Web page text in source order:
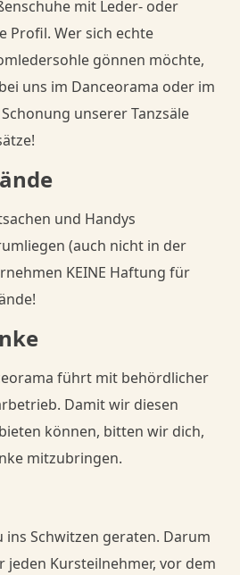
mit Leder- oder
Profil. Wer sich echte
gönnen möchte,
uns im Danceorama oder im
unserer Tanzsäle
und Handys
(auch nicht in der
KEINE Haftung für
führt mit behördlicher
Damit wir diesen
können, bitten wir dich,
mitzubringen.
Schwitzen geraten. Darum
jeden Kursteilnehmer, vor dem